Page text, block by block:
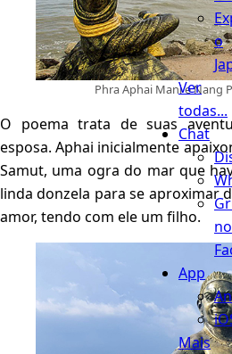
o
Ver
todas...
Chat
no
App
Mais
Phra Aphai Mani e Nang
O poema trata de suas
esposa. Aphai inicialmente
Samut, uma ogra do mar que
linda donzela para se aproximar
amor, tendo com ele um filho.